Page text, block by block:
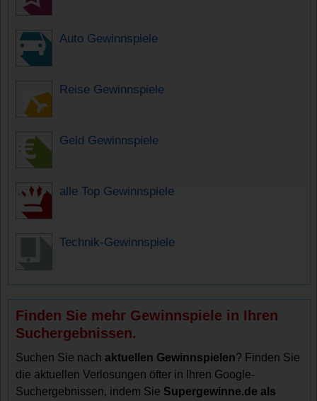
Auto Gewinnspiele
Reise Gewinnspiele
Geld Gewinnspiele
alle Top Gewinnspiele
Technik-Gewinnspiele
Finden Sie mehr Gewinnspiele in Ihren
Suchergebnissen.
Suchen Sie nachaktuellen Gewinnspielen? Finden Sie
die aktuellen Verlosungen öfter in Ihren Google-
Suchergebnissen, indem Sie Supergewinne.de als